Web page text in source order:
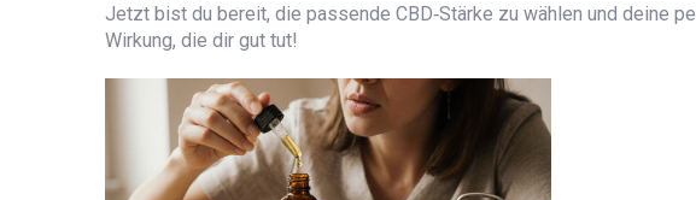
Jetzt bist du bereit, die passende CBD‑Stärke zu wählen und deine
Wirkung, die dir gut tut!